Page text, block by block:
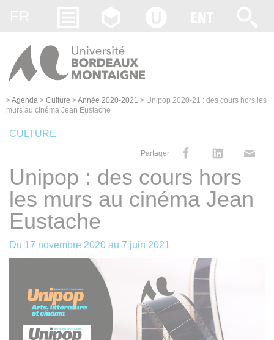
>Agenda > Culture >Année 2020-2021 > Unipop 2020-21 : des cours hors les
murs au cinéma Jean Eustache
CULTURE
Partager
Unipop : des cours hors
les murs au cinéma Jean
Eustache
Du 17 novembre 2020 au 7 juin 2021